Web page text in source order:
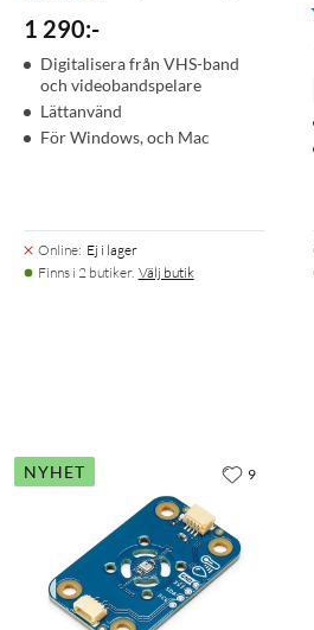
1 290:-
Digitalisera från VHS-band
och videobandspelare
Lättanvänd
För Windows, och Mac
Online: Ej i lager
Finns i 2 butiker. Välj butik
NYHET 9